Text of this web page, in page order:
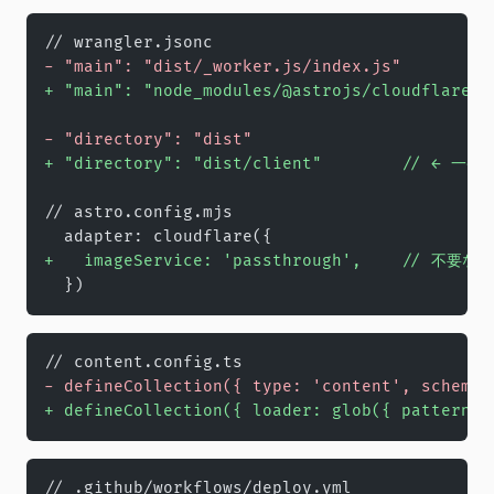
// wrangler.jsonc
- "main": "dist/_worker.js/index.js"
+ "main": "node_modules/@astrojs/
- "directory": "dist"
+ "directory": "dist/client"        // ← 一番見落
// astro.config.mjs
  adapter: cloudflare({
+
imageService: 'passthrough',    // 不要なら
  })
// content.config.ts
- defineCollection({ type: 'content',
+ defineCollection({ loader: glob({
// .github/workflows/deploy.yml